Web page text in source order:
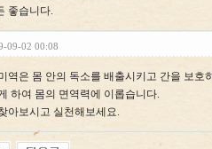
좋습니다.
09-02 00:08
역은 몸 안의 독소를 배출시키고 간을 보호
하여 몸의 면역력에 이롭습니다.
아보시고 실천해보세요.